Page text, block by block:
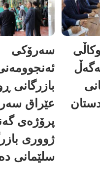
سەرۆکی
بازرگانی
عێراق
پرۆژەی
ژووری
سلێمانی